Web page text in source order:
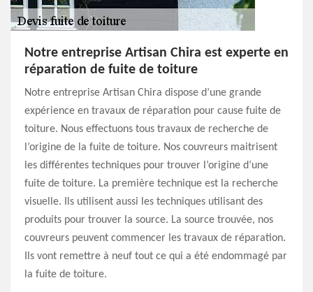
Notre entreprise Artisan Chira est experte en
réparation de fuite de toiture
Notre entreprise Artisan Chira dispose d’une grande
expérience en travaux de réparation pour cause fuite de
toiture. Nous effectuons tous travaux de recherche de
l’origine de la fuite de toiture. Nos couvreurs maitrisent
les différentes techniques pour trouver l’origine d’une
fuite de toiture. La première technique est la recherche
visuelle. Ils utilisent aussi les techniques utilisant des
produits pour trouver la source. La source trouvée, nos
couvreurs peuvent commencer les travaux de réparation.
Ils vont remettre à neuf tout ce qui a été endommagé par
la fuite de toiture.